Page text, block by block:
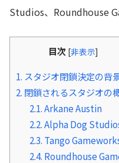
Studios、Roundhouse
目次 [非表示]
1. スタジオ閉鎖決定の背
2. 閉鎖されるスタジオの
2.1.Arkane Austin
2.2.Alpha Dog
2.3. Tango
2.4. Roundhouse